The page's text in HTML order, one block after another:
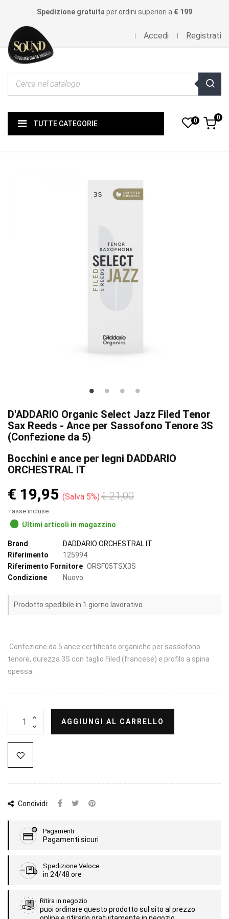
Spedizione gratuita per ordini superiori a € 199
Accedi Registrati
TUTTE CATEGORIE 0 0
D'ADDARIO Organic Select Jazz Filed Tenor
Sax Reeds - Ance per Sassofono Tenore 3S
(Confezione da 5)
Bocchini e ance per legni DADDARIO
ORCHESTRAL IT
€ 19,95 Salva 5% € 21,00
Tasse incluse
Ultimi articoli in magazzino
Brand
DADDARIO ORCHESTRAL IT
Riferimento
125994
Riferimento Fornitore ORSF05TSX3S
Condizione
Nuovo
Prodotto spedibile in 1 giorno lavorativo
Confezione da 5 ance certificate organiche per sassofono
tenore, durezza 3S con taglio Filed (francese) e profilo a spina
spessa.
AGGIUNGI AL CARRELLO
Condividi:
Pagamenti
Pagamenti sicuri
Spedizione Veloce
in 24/48 ore
Ritira in negozio
puoi ordinare questo prodotto sul sito al prezzo